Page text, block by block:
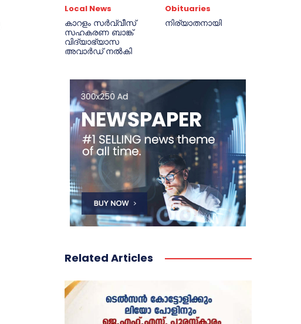
Local News
കാറളം സർവ്വീസ്
സഹകരണ ബാങ്ക്
വിദ്യാഭ്യാസ
അവാർഡ് നൽകി
Obituaries
നിര്യാതനായി
Related Articles